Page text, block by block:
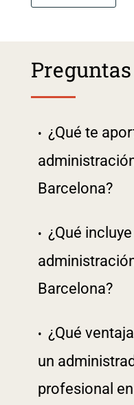
¿Qué te
Barcelona?
¿Qué
Barcelona?
¿Qué
un
profesional